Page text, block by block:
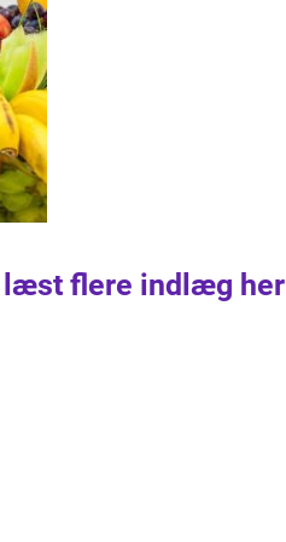
læst flere indlæg her